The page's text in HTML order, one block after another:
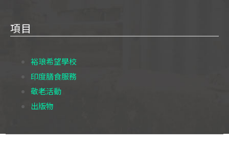
項目
裕琅希望學校
印度膳食服務
敬老活動
出版物